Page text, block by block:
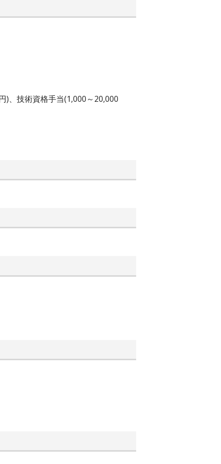
)、技術資格手当(1,000～20,000